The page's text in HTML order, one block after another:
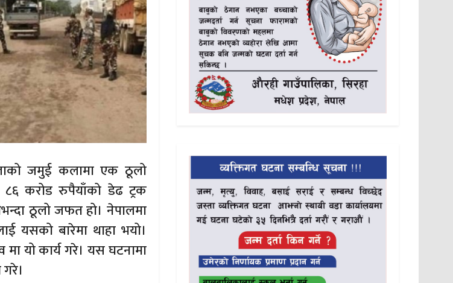
जमुई कलामा एक ठूलो
८६ करोड रुपैयाँको डेढ ट्रक
ठूलो जफत हो। नेपालमा
यसको बारेमा थाहा भयो।
यो कार्य गरे। यस घटनामा